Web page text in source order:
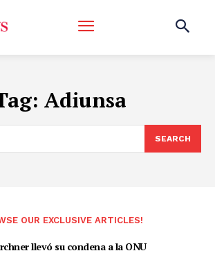
Adiunsa
SEARCH
OUR EXCLUSIVE ARTICLES!
llevó su condena a la ONU